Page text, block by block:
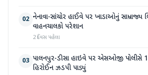
02 નેનાવા-સાંચોર હાઈવે પર ખાડાઓનું સામ્રાજ્ય
વાહનચાલકો પરેશાન
2 દિવસ પહેલા
03 પાલનપુર-ડીસા હાઇવે પર એસઓજી પોલીસે
હિરોઈન ઝડપી પાડ્યું